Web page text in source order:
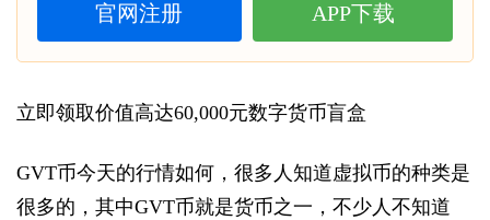
官网注册 APP下载
立即领取价值高达60,000元数字货币盲盒
GVT币今天的行情如何，很多人知道虚拟币的种类是
很多的，其中GVT币就是货币之一，不少人不知道